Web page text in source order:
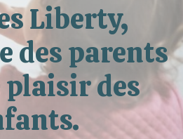
Liberty,
des parents
plaisir des